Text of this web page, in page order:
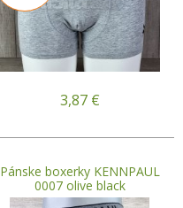
3,87 €
Pánske boxerky KENNPAUL
0007 olive black